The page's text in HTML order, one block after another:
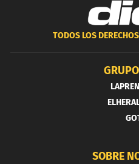
TODOS LOS
SOBRE